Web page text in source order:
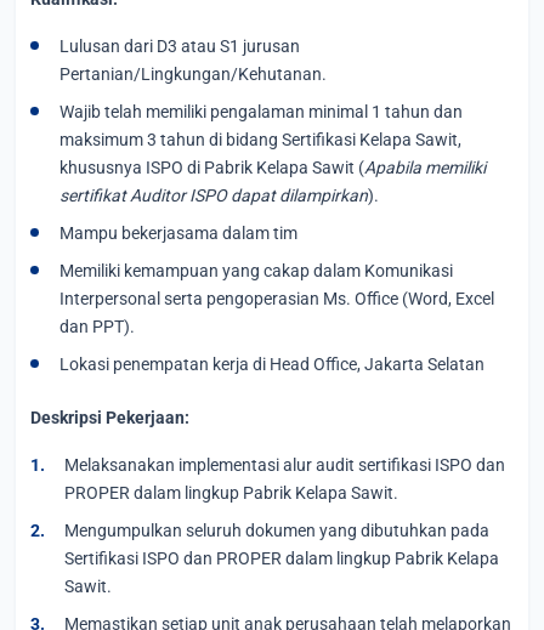
Lulusan dari D3 atau S1 jurusan
Pertanian/Lingkungan/Kehutanan.
Wajib telah memiliki pengalaman minimal 1 tahun dan
maksimum 3 tahun di bidang Sertifikasi Kelapa Sawit,
khususnya ISPO di Pabrik Kelapa Sawit (Apabila memiliki
sertifikat Auditor ISPO dapat dilampirkan).
Mampu bekerjasama dalam tim
Memiliki kemampuan yang cakap dalam Komunikasi
Interpersonal serta pengoperasian Ms. Office (Word, Excel
dan PPT).
Lokasi penempatan kerja di Head Office, Jakarta Selatan
Deskripsi Pekerjaan:
Melaksanakan implementasi alur audit sertifikasi ISPO dan
PROPER dalam lingkup Pabrik Kelapa Sawit.
Mengumpulkan seluruh dokumen yang dibutuhkan pada
Sertifikasi ISPO dan PROPER dalam lingkup Pabrik Kelapa
Sawit.
Memastikan setiap unit anak perusahaan telah melaporkan